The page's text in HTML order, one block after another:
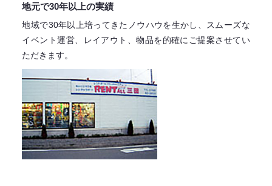
地元で30年以上の実績
地域で30年以上培ってきたノウハウを生かし、スムーズな
イベント運営、レイアウト、物品を的確にご提案させてい
ただきます。